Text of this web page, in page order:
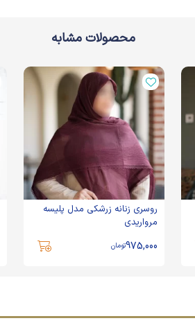
محصولات مشابه
روسری زنانه زرشکی مدل پلیسه
مرواریدی
975,000تومان